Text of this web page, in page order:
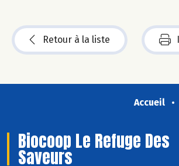
Retour à la liste
Accueil
Biocoop Le Refuge Des
Saveurs